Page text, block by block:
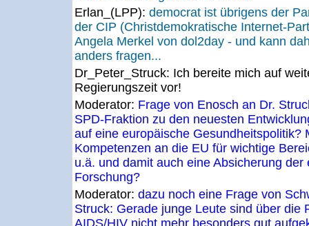
Erlan_(LPP): democrat ist übrigens der
der CIP (Christdemokratische Internet-
Angela Merkel von dol2day - und kann
anders fragen...
Dr_Peter_Struck: Ich bereite mich auf
Regierungszeit vor!
Moderator: Frage von Enosch an Dr.
SPD-Fraktion zu den neuesten
auf eine europäische Gesundheitspolitik?
Kompetenzen an die EU für wichtige
u.ä. und damit auch eine Absicherung der
Forschung?
Moderator: dazu noch eine Frage von
Struck: Gerade junge Leute sind über die
AIDS/HIV nicht mehr besonders gut